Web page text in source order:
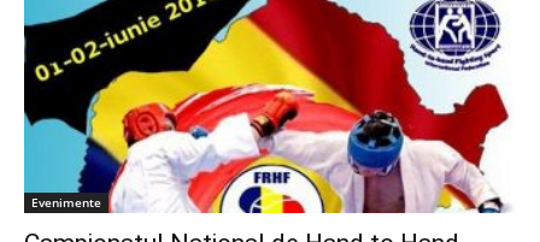
Evenimente